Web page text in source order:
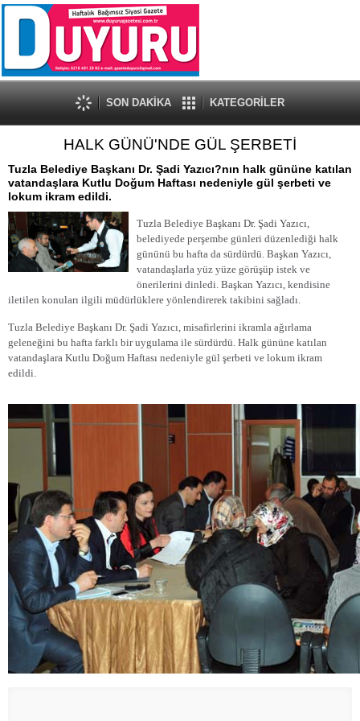
SON DAKİKA KATEGORİLER
HALK GÜNÜ'NDE GÜL ŞERBETİ
Tuzla Belediye Başkanı Dr. Şadi Yazıcı?nın halk gününe katılan
vatandaşlara Kutlu Doğum Haftası nedeniyle gül şerbeti ve
lokum ikram edildi.
Tuzla Belediye Başkanı Dr. Şadi Yazıcı,
belediyede perşembe günleri düzenlediği halk
gününü bu hafta da sürdürdü. Başkan Yazıcı,
vatandaşlarla yüz yüze görüşüp istek ve
önerilerini dinledi. Başkan Yazıcı, kendisine
iletilen konuları ilgili müdürlüklere yönlendirerek takibini sağladı.
Tuzla Belediye Başkanı Dr. Şadi Yazıcı, misafirlerini ikramla ağırlama
geleneğini bu hafta farklı bir uygulama ile sürdürdü. Halk gününe katılan
vatandaşlara Kutlu Doğum Haftası nedeniyle gül şerbeti ve lokum ikram
edildi.